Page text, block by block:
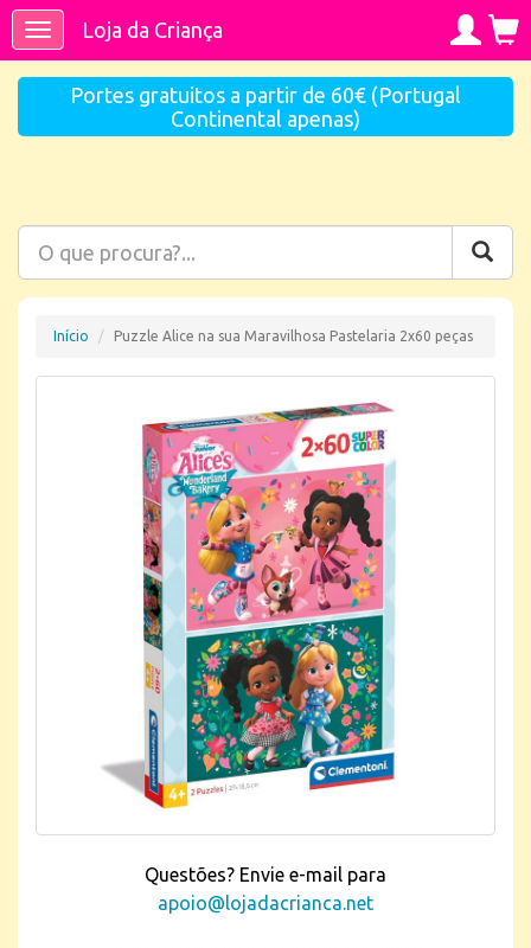
ToggleLoja da Criança
Portes gratuitos a partir de 60€ (Portugal
Continental apenas)
Início Puzzle Alice na sua Maravilhosa Pastelaria 2x60 peças
Questões? Envie e-mail para
apoio@lojadacrianca.net